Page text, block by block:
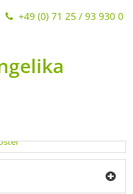
+49 (0) 71 25 / 93 930 0